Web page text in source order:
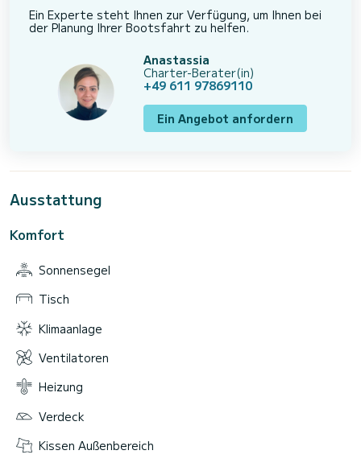
Ein Experte steht Ihnen zur Verfügung, um Ihnen bei
der Planung Ihrer Bootsfahrt zu helfen.
Anastassia
Charter-Berater(in)
+49 611 97869110
Ein Angebot anfordern
Ausstattung
Komfort
Sonnensegel
Tisch
Klimaanlage
Ventilatoren
Heizung
Verdeck
Kissen Außenbereich